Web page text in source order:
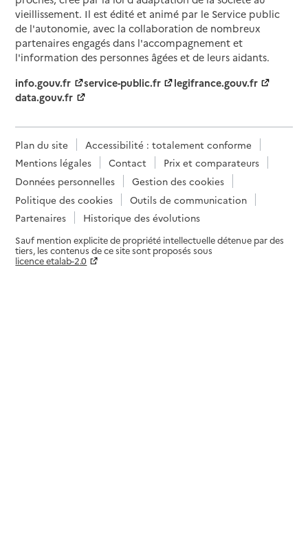
vieillissement. Il est édité et animé par le Service public
de l'autonomie, avec la collaboration de nombreux
partenaires engagés dans l'accompagnement et
l'information des personnes âgées et de leurs aidants.
info.gouv.fr
service-public.fr
legifrance.gouv.fr
data.gouv.fr
Plan du site
Accessibilité : totalement conforme
Mentions légales
Contact
Prix et comparateurs
Données personnelles
Gestion des cookies
Politique des cookies
Outils de communication
Partenaires
Historique des évolutions
Sauf mention explicite de propriété intellectuelle détenue par des
tiers, les contenus de ce site sont proposés sous
licence etalab-2.0